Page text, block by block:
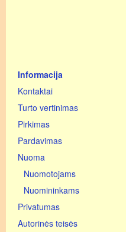
Informacija
Kontaktai
Turto vertinimas
Pirkimas
Pardavimas
Nuoma
Nuomotojams
Nuomininkams
Privatumas
Autorinės teisės